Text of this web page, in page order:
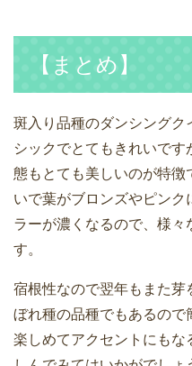
【まとめ】
斑入り品種のダンシング
シックでとてもきれいで
態もとても美しいのが特徴
いで葉がブロンズやピンク
ラーが濃くなるので、様々
す。
宿根性なので翌年もまた芽
ぼれ種の品種でもあるので
楽しめてアクセントにもな